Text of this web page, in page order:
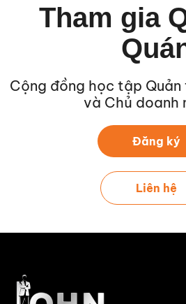
Tham gia
Cộng đồng học tập
và Chủ doanh
Đăng ký
Liên hệ